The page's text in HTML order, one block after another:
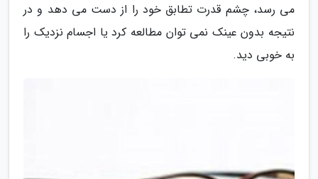
می رسد، چشم قدرت تطابق خود را از دست می دهد و در
نتیجه بدون عینک نمی توان مطالعه کرد یا اجسام نزدیک را
به خوبی دید.